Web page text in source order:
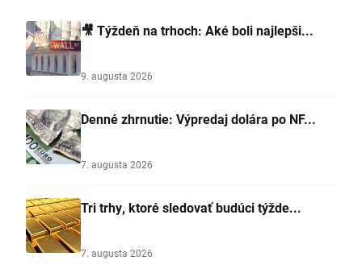
🎥 Týždeň na trhoch: Aké boli najlepši...
9. augusta 2026
Denné zhrnutie: Výpredaj dolára po NF...
7. augusta 2026
Tri trhy, ktoré sledovať budúci týžde...
7. augusta 2026